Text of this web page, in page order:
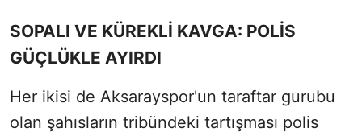
SOPALI VE KÜREKLİ KAVGA: POLİS
GÜÇLÜKLE AYIRDI
Her ikisi de Aksarayspor'un taraftar gurubu
olan şahısların tribündeki tartışması polis